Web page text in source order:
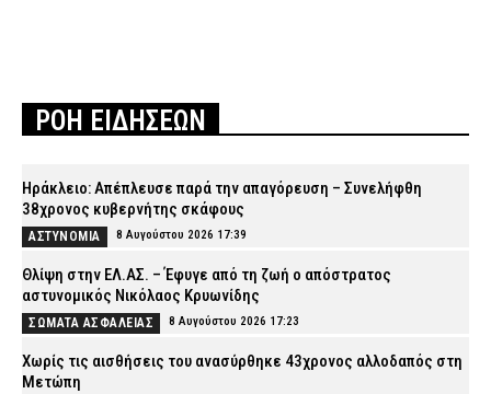
ΡΟΗ ΕΙΔΗΣΕΩΝ
Ηράκλειο: Απέπλευσε παρά την απαγόρευση – Συνελήφθη
38χρονος κυβερνήτης σκάφους
ΑΣΤΥΝΟΜΙΑ 8 Αυγούστου 2026 17:39
Θλίψη στην ΕΛ.ΑΣ. – Έφυγε από τη ζωή ο απόστρατος
αστυνομικός Νικόλαος Κρυωνίδης
ΣΩΜΑΤΑ ΑΣΦΑΛΕΙΑΣ 8 Αυγούστου 2026 17:23
Χωρίς τις αισθήσεις του ανασύρθηκε 43χρονος αλλοδαπός στη
Μετώπη